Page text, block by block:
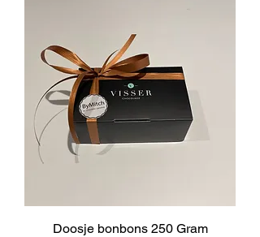
Doosje bonbons 250 Gram